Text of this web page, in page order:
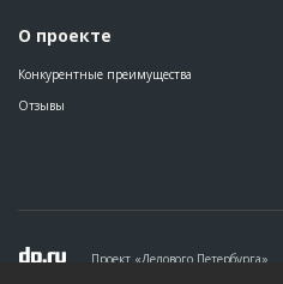
О проекте
Конкурентные преимущества
Отзывы
Проект «Делового Петербурга»